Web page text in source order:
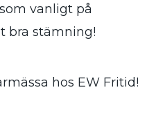
vanligt på
bra stämning!
hos EW Fritid!